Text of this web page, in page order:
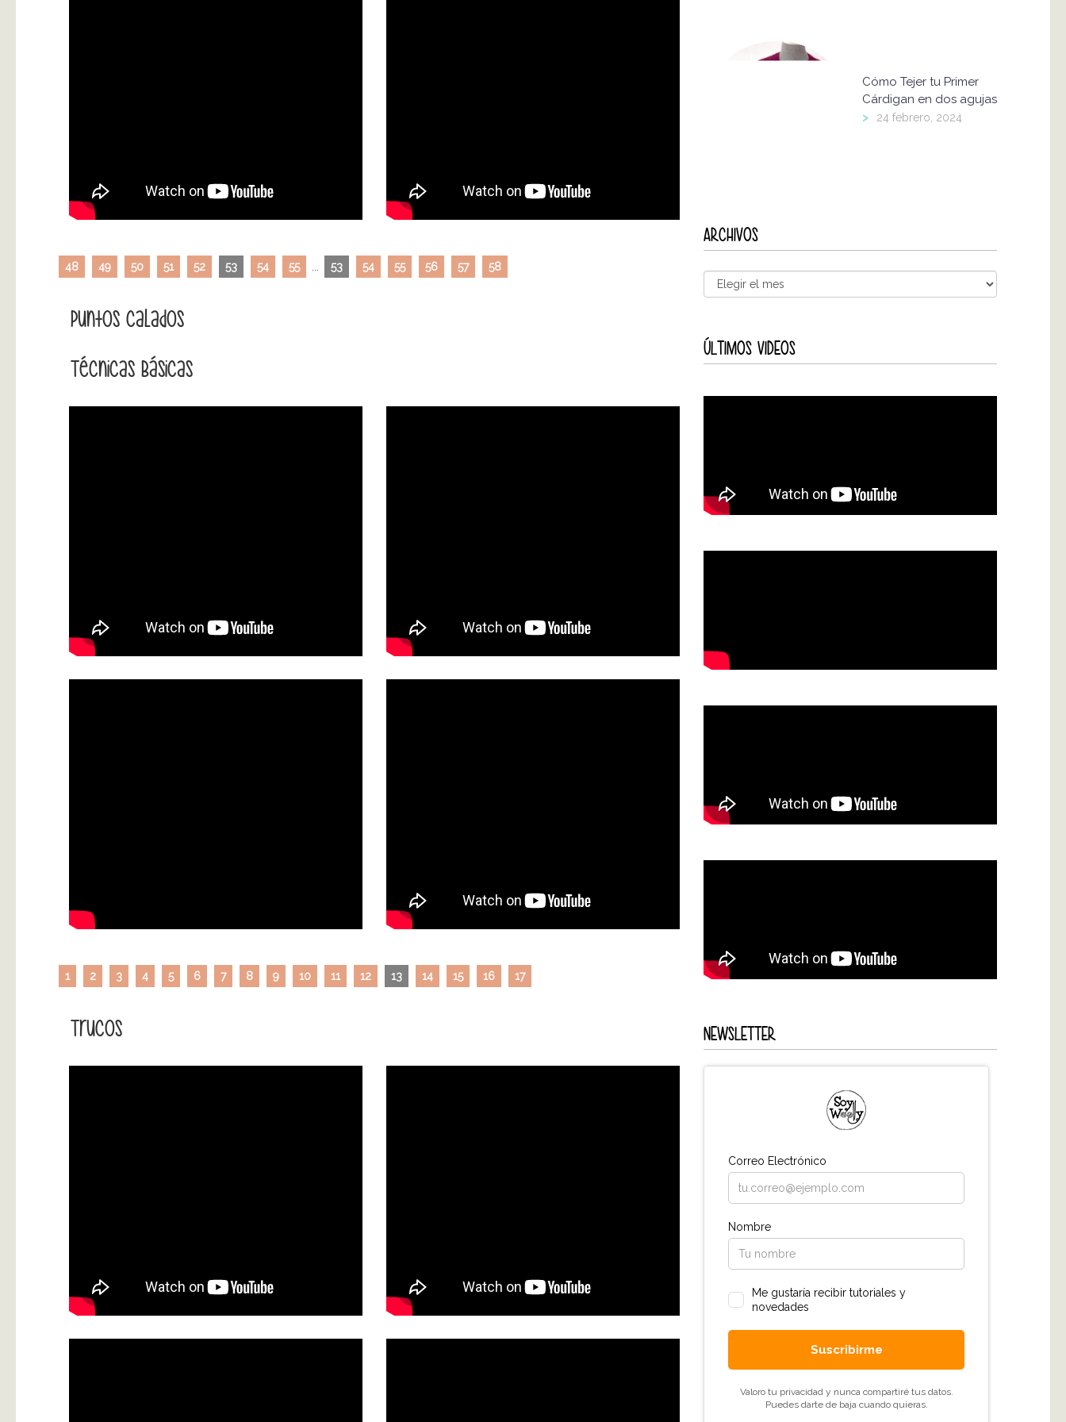
48 49 50 51 52 53 54 55 53 54 55 56 57 58
Puntos Calados
Técnicas Básicas
1 2 3 4 5 6 7 8 9 10 11 12 13 14 15 16 17
Trucos
Cómo Tejer tu Primer
Cárdigan en dos agujas
> 24 febrero, 2024
ARCHIVOS
ÚLTIMOS VIDEOS
NEWSLETTER